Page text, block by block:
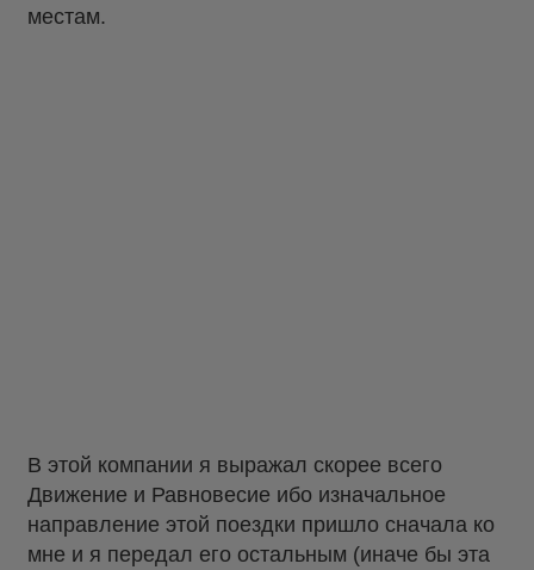
местам.
В этой компании я выражал скорее всего
Движение и Равновесие ибо изначальное
направление этой поездки пришло сначала ко
мне и я передал его остальным (иначе бы эта